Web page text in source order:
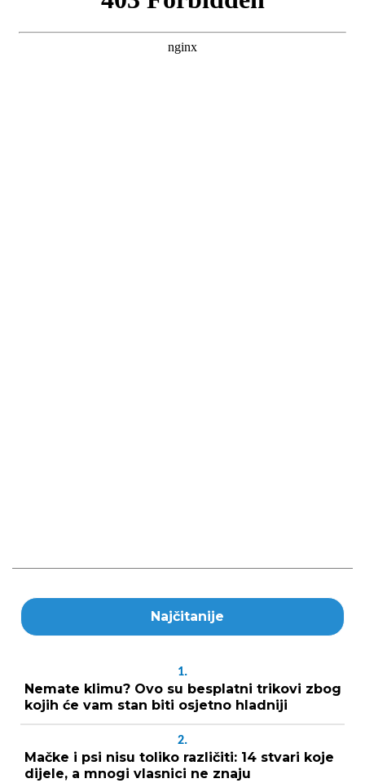
Najčitanije
1.
Nemate klimu? Ovo su besplatni trikovi zbog
kojih će vam stan biti osjetno hladniji
2.
Mačke i psi nisu toliko različiti: 14 stvari koje
dijele, a mnogi vlasnici ne znaju